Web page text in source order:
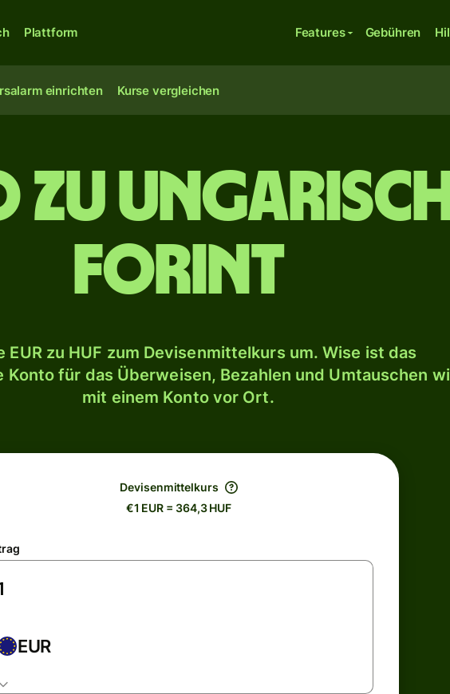
Plattform Features Gebühren
einrichten Kurse vergleichen
zu
Forint
EUR zu HUF zum Devisenmittelkurs um. Wise ist das
Konto für das Überweisen, Bezahlen und Umtauschen
mit einem Konto vor Ort.
Devisenmittelkurs
€1 EUR = 364,3 HUF
EUR